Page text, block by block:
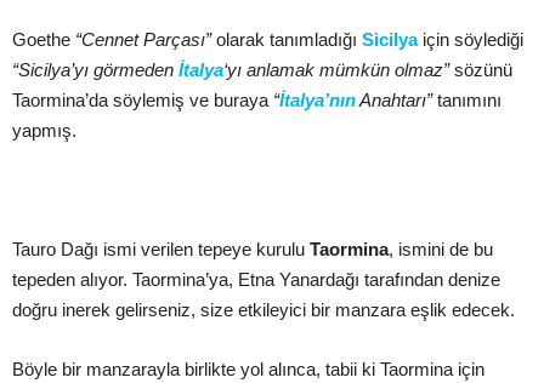
Goethe “Cennet Parçası”olarak tanımladığı Sicilyaiçin söylediği
“Sicilya’yı görmeden İtalya‘yı anlamak mümkün olmaz”sözünü
Taormina’da söylemiş ve buraya “İtalya’nınAnahtarı”tanımını
yapmış.
Tauro Dağı ismi verilen tepeye kurulu Taormina, ismini de bu
tepeden alıyor. Taormina’ya, Etna Yanardağı tarafından denize
doğru inerek gelirseniz, size etkileyici bir manzara eşlik edecek.
Böyle bir manzarayla birlikte yol alınca, tabii ki Taormina için